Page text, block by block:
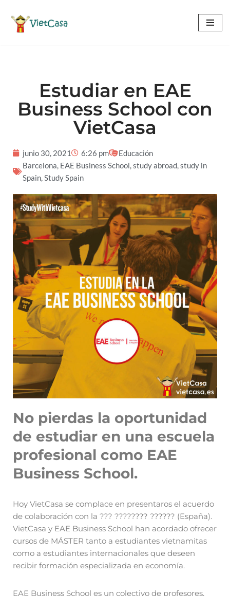
Saltar
Estudiar en EAE
Business School con
VietCasa
junio 30, 2021 6:26 pm
Educación
Barcelona, EAE Business School,study abroad,study in
Spain,Study Spain
No pierdas la oportunidad
de estudiar en una escuela
profesional como EAE
Business School.
Hoy VietCasa se complace en presentaros el acuerdo
de colaboración con la ??? ???????? ?????? (España).
VietCasa y EAE Business School han acordado ofrecer
cursos de MÁSTER tanto a estudiantes vietnamitas
como a estudiantes internacionales que deseen
recibir formación especializada en economía.
EAE Business School es un colectivo de profesores,